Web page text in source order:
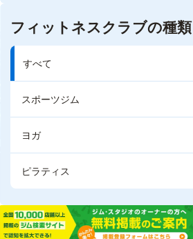
フィットネスクラブの種類
すべて
スポーツジム
ヨガ
ピラティス